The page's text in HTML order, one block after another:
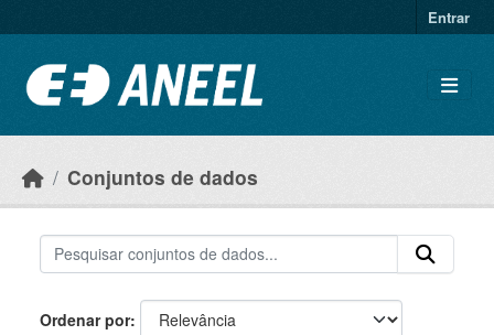
Entrar
Conjuntos de dados
Ordenar por